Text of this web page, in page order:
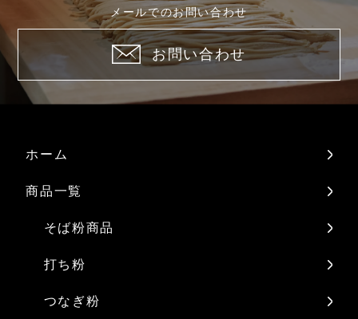
メールでのお問い合わせ
お問い合わせ
ホーム
商品一覧
そば粉商品
打ち粉
つなぎ粉